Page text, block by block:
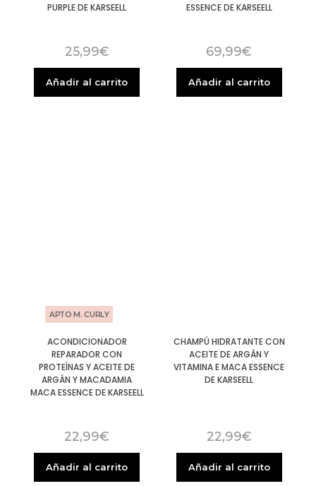
PURPLE DE KARSEELL
25,99€
Añadir al carrito
ESSENCE DE KARSEELL
69,99€
Añadir al carrito
APTO M. CURLY
ACONDICIONADOR
REPARADOR CON
PROTEÍNAS Y ACEITE DE
ARGÁN Y MACADAMIA
MACA ESSENCE DE KARSEELL
22,99€
Añadir al carrito
CHAMPÚ HIDRATANTE CON
ACEITE DE ARGÁN Y
VITAMINA E MACA ESSENCE
DE KARSEELL
22,99€
Añadir al carrito